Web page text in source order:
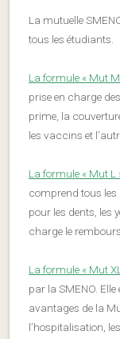
La mutuelle
tous les étudiants.
La formule « Mut
prise en charge
prime, la
les vaccins et
La formule « Mut L
comprend tous
pour les dents, les
charge le
La formule « Mut
par la SMENO.
avantages de la
l’hospitalisation,